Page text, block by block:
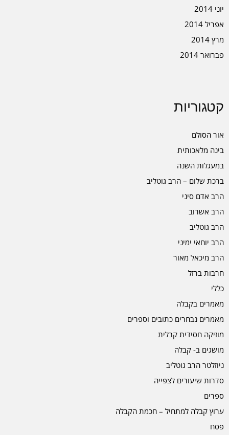
יוני 2014
אפריל 2014
מרץ 2014
פברואר 2014
קטגוריות
אור הסולם
בינה מלאכותית
במעגלות השנה
ברכת שלום – הרב גוטליב
הרב אדם סיני
הרב אשרוב
הרב גוטליב
הרב יוחאי ימיני
הרב מיכאל מאור
חרבות ברזל
כללי
מאמרים בקבלה
מאמרים נבחרים כתובים וספרים
מוזיקה חסידית קבלית
מושגים ב- קבלה
ניוזלטר הרב גוטליב
סדרות שיעורים לצפייה
ספרים
ערוץ קבלה למתחיל – חכמת הקבלה
פסח